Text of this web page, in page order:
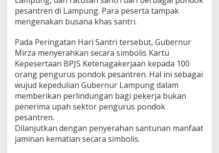
pesantren di Lampung. Para peserta tampak
mengenakan busana khas santri.
Pada Peringatan Hari Santri tersebut, Gubernur
Mirza menyerahkan secara simbolis Kartu
Kepesertaan BPJS Ketenagakerjaan kepada 100
orang pengurus pondok pesantren. Hal ini sebagai
wujud kepedulian Gubernur Lampung dalam
memberikan perlindungan bagi pekerja bukan
penerima upah sektor pengurus pondok
pesantren.
Dilanjutkan dengan penyerahan santunan manfaat
jaminan kematian secara simbolis.